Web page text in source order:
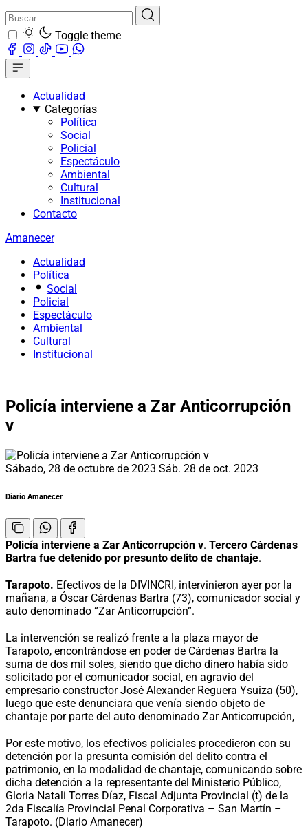
Toggle theme
Actualidad
Categorías
Política
Social
Policial
Espectáculo
Ambiental
Cultural
Institucional
Contacto
Amanecer
Actualidad
Política
Social
Policial
Espectáculo
Ambiental
Cultural
Institucional
Policía interviene a Zar Anticorrupción
v
Sábado, 28 de octubre de 2023 Sáb. 28 de oct. 2023
Diario Amanecer
Policía interviene a Zar Anticorrupción v. Tercero Cárdenas
Bartra fue detenido por presunto delito de chantaje.
Tarapoto. Efectivos de la DIVINCRI, intervinieron ayer por la
mañana, a Óscar Cárdenas Bartra (73), comunicador social y
auto denominado “Zar Anticorrupción”.
La intervención se realizó frente a la plaza mayor de
Tarapoto, encontrándose en poder de Cárdenas Bartra la
suma de dos mil soles, siendo que dicho dinero había sido
solicitado por el comunicador social, en agravio del
empresario constructor José Alexander Reguera Ysuiza (50),
luego que este denunciara que venía siendo objeto de
chantaje por parte del auto denominado Zar Anticorrupción,
Por este motivo, los efectivos policiales procedieron con su
detención por la presunta comisión del delito contra el
patrimonio, en la modalidad de chantaje, comunicando sobre
dicha detención a la representante del Ministerio Público,
Gloria Natali Torres Díaz, Fiscal Adjunta Provincial (t) de la
2da Fiscalía Provincial Penal Corporativa – San Martín –
Tarapoto. (Diario Amanecer)